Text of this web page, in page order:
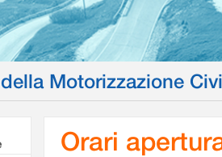
Motorizzazione
Orari